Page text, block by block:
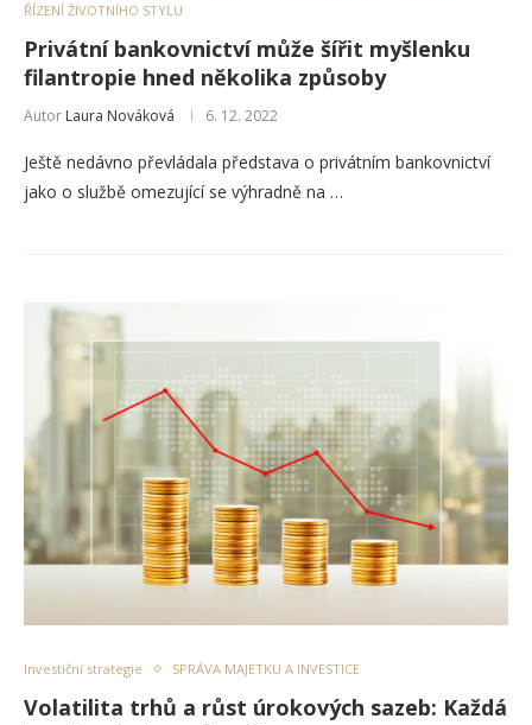
ŘÍZENÍ ŽIVOTNÍHO STYLU
Privátní bankovnictví může šířit myšlenku
filantropie hned několika způsoby
Autor Laura Nováková 6. 12. 2022
Ještě nedávno převládala představa o privátním bankovnictví
jako o službě omezující se výhradně na …
Investiční strategie SPRÁVA MAJETKU A INVESTICE
Volatilita trhů a růst úrokových sazeb: Každá